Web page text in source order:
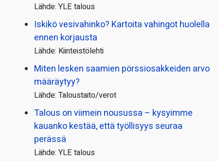
Lähde: YLE talous
Iskikö vesivahinko? Kartoita vahingot huolella
ennen korjausta
Lähde: Kiinteistölehti
Miten lesken saamien pörssi­osakkeiden arvo
määräytyy?
Lähde: Taloustaito/verot
Talous on viimein nousussa – kysyimme
kauanko kestää, että työllisyys seuraa
perässä
Lähde: YLE talous